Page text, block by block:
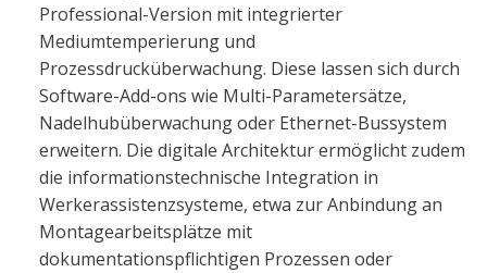
Professional-Version mit integrierter
Mediumtemperierung und
Prozessdrucküberwachung. Diese lassen sich durch
Software-Add-ons wie Multi-Parametersätze,
Nadelhubüberwachung oder Ethernet-Bussystem
erweitern. Die digitale Architektur ermöglicht zudem
die informationstechnische Integration in
Werkerassistenzsysteme, etwa zur Anbindung an
Montagearbeitsplätze mit
dokumentationspflichtigen Prozessen oder